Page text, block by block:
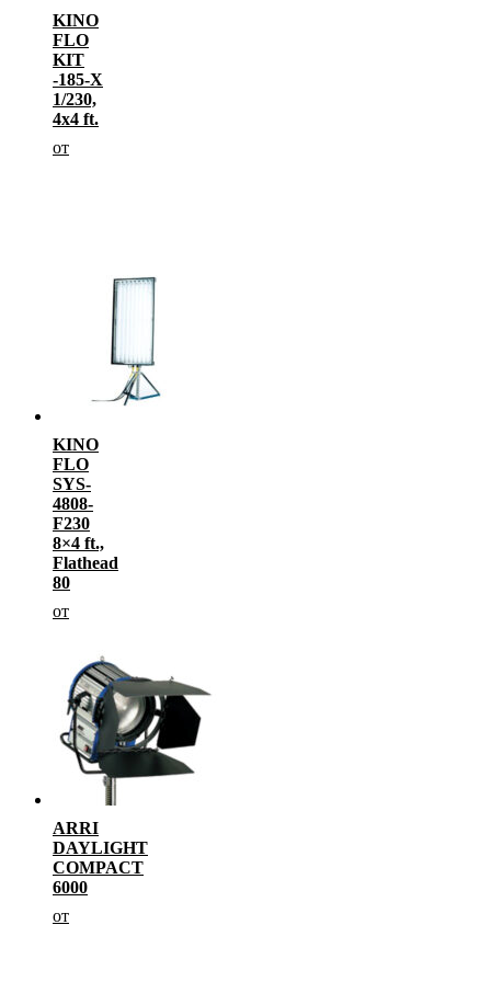
KINO
FLO
KIT
-185-X
1/230,
4х4 ft.
от
KINO
FLO
SYS-
4808-
F230
8×4 ft.,
Flathead
80
от
ARRI
DAYLIGHT
COMPACT
6000
от